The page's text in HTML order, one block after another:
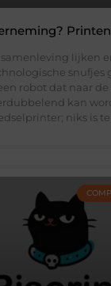
samenleving lijken
snufjes
robot dat naar
kan
niks is